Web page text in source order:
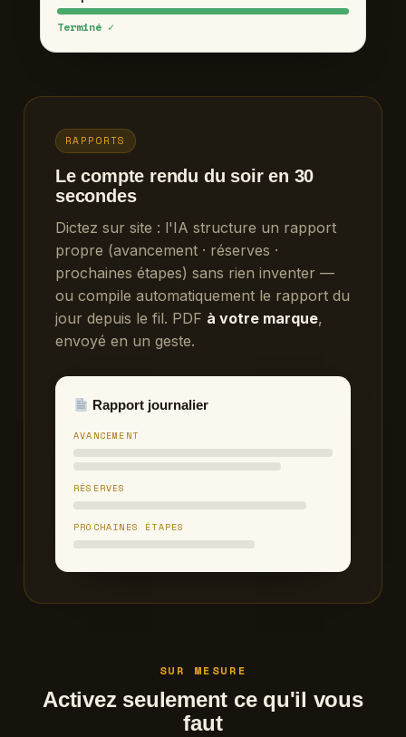
Terminé ✓
RAPPORTS
Le compte rendu du soir en 30
secondes
Dictez sur site : l'IA structure un rapport
propre (avancement · réserves ·
prochaines étapes) sans rien inventer —
ou compile automatiquement le rapport du
jour depuis le fil. PDF à votre marque,
envoyé en un geste.
Rapport journalier
AVANCEMENT
RÉSERVES
PROCHAINES ÉTAPES
SUR MESURE
Activez seulement ce qu'il vous
faut